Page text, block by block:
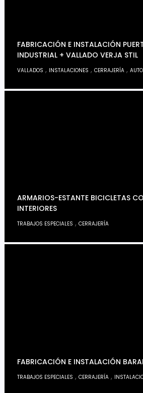
FABRICACIÓN E INSTALACIÓN
INDUSTRIAL + VALLADO VERJA STIL
VALLADOS , INSTALACIONES ,CERRAJERÍA ,
ARMARIOS-ESTANTE BICICLETAS
INTERIORES
TRABAJOS ESPECIALES ,CERRAJERÍA
FABRICACIÓN E INSTALACIÓN
TRABAJOS ESPECIALES ,CERRAJERÍA ,